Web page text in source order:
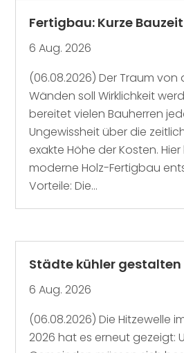
Fertigbau: Kurze
6 Aug. 2026
(06.08.2026) Der Traum
Wänden soll Wirklichkeit
bereitet vielen Bauherren
Ungewissheit über die
exakte Höhe der Kosten.
moderne Holz-Fertigbau
Vorteile: Die...
Städte kühler gestalten
6 Aug. 2026
(06.08.2026) Die Hitzewelle
2026 hat es erneut gezeigt: